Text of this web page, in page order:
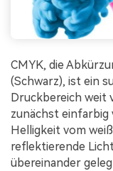
CMYK, die
(Schwarz), ist ein
Druckbereich weit
zunächst einfarbig
Helligkeit vom
reflektierende
übereinander